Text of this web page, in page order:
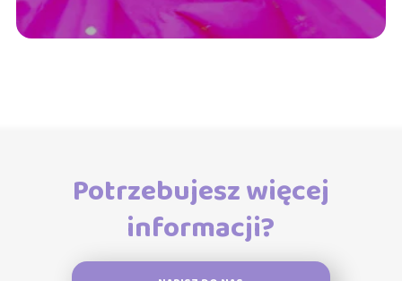
Potrzebujesz więcej
informacji?